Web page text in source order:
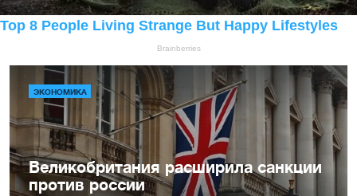
ЭКОНОМИКА
Великобритания расширила санкции
против россии